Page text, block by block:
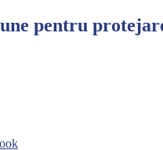
pentru